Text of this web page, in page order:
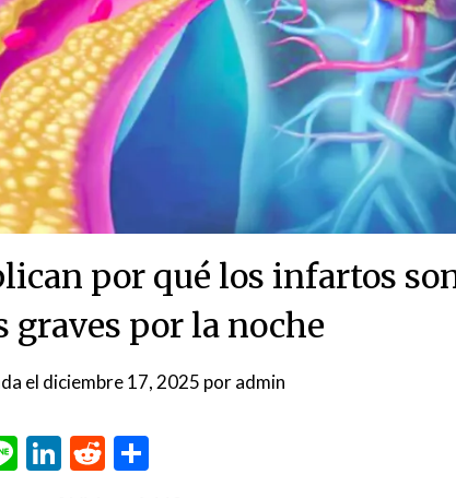
por qué los infartos
graves por la noche
el diciembre 17, 2025 poradmin
LineLinkedIn
Reddit